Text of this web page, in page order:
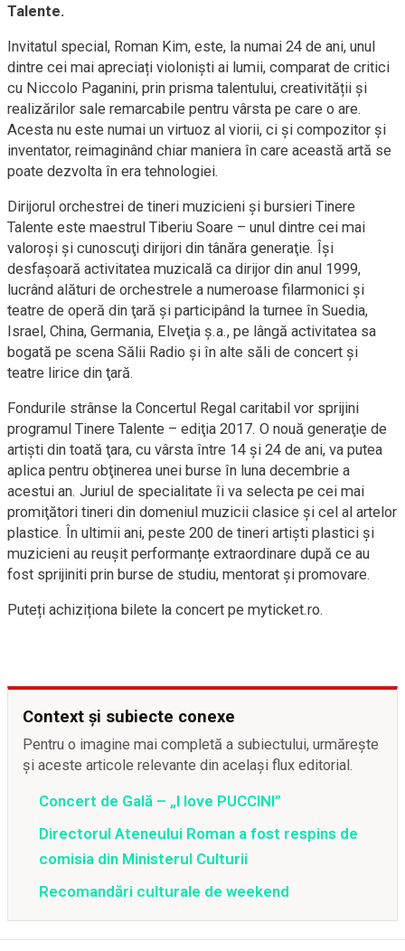
Talente.
Invitatul special, Roman Kim, este, la numai 24 de ani, unul
dintre cei mai apreciați violoniști ai lumii, comparat de critici
cu Niccolo Paganini, prin prisma talentului, creativității și
realizărilor sale remarcabile pentru vârsta pe care o are.
Acesta nu este numai un virtuoz al viorii, ci și compozitor și
inventator, reimaginând chiar maniera în care această artă se
poate dezvolta în era tehnologiei.
Dirijorul orchestrei de tineri muzicieni și bursieri Tinere
Talente este maestrul Tiberiu Soare – unul dintre cei mai
valoroşi şi cunoscuţi dirijori din tânăra generaţie. Îşi
desfaşoară activitatea muzicală ca dirijor din anul 1999,
lucrând alături de orchestrele a numeroase filarmonici şi
teatre de operă din ţară şi participând la turnee în Suedia,
Israel, China, Germania, Elveţia ş.a., pe lângă activitatea sa
bogată pe scena Sălii Radio şi în alte săli de concert şi
teatre lirice din ţară.
Fondurile strânse la Concertul Regal caritabil vor sprijini
programul Tinere Talente – ediţia 2017. O nouă generaţie de
artişti din toată ţara, cu vârsta între 14 şi 24 de ani, va putea
aplica pentru obţinerea unei burse în luna decembrie a
acestui an. Juriul de specialitate îi va selecta pe cei mai
promiţători tineri din domeniul muzicii clasice şi cel al artelor
plastice. În ultimii ani, peste 200 de tineri artişti plastici şi
muzicieni au reușit performanțe extraordinare după ce au
fost sprijiniti prin burse de studiu, mentorat şi promovare.
Puteți achiziționa bilete la concert pe myticket.ro.
Context și subiecte conexe
Pentru o imagine mai completă a subiectului, urmărește
și aceste articole relevante din același flux editorial.
Concert de Gală – „I love PUCCINI”
Directorul Ateneului Roman a fost respins de
comisia din Ministerul Culturii
Recomandări culturale de weekend